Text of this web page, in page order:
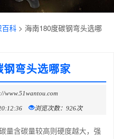
百科 > 海南180度碳钢弯头选哪
弯头选哪家
www.51wantou.com
浏览次数：926次
量含碳量较高则硬度越大，强